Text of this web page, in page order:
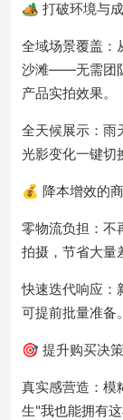
🏕️ 打破环境与
全域场景覆盖：
沙滩——无需团
产品实拍效果。
全天候展示：雨
光影变化一键切
💰 降本增效的
零物流负担：不
拍摄，节省大量
快速迭代响应：
可提前批量准备。
🎯 提升购买决
真实感营造：模
生"我也能拥有这